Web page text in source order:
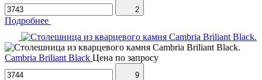
2
Подробнее
Cambria Briliant Black Цена по запросу
9